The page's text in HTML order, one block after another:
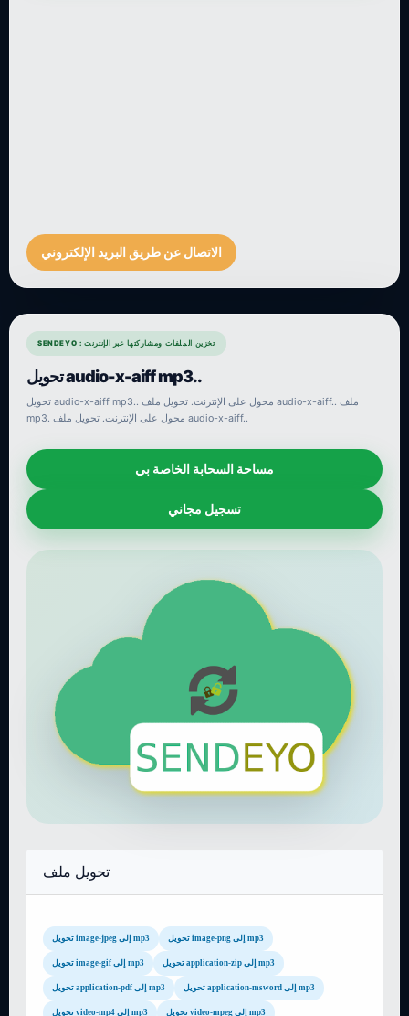
الاتصال عن طريق البريد الإلكتروني
SENDEYO : تخزين الملفات ومشاركتها عبر الإنترنت
تحويل audio-x-aiff mp3..
تحويل audio-x-aiff mp3.. محول على الإنترنت. تحويل ملف audio-x-aiff.. ملف
mp3. محول على الإنترنت. تحويل ملف audio-x-aiff..
مساحة السحابة الخاصة بي
تسجيل مجاني
تحويل ملف
تحويل image-jpeg إلى mp3 تحويل image-png إلى mp3
تحويل image-gif إلى mp3 تحويل application-zip إلى mp3
تحويل application-pdf إلى mp3 تحويل application-msword إلى mp3
تحويل video-mp4 إلى mp3 تحويل video-mpeg إلى mp3